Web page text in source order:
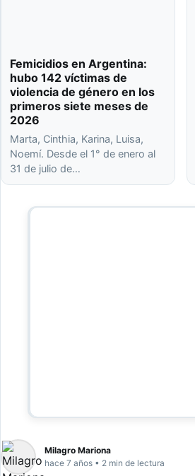
Femicidios en Argentina:
hubo 142 víctimas de
violencia de género en los
primeros siete meses de
2026
Marta, Cinthia, Karina, Luisa,
Noemí. Desde el 1° de enero al
31 de julio de…
Milagro Mariona
hace 7 años • 2 min de lectura